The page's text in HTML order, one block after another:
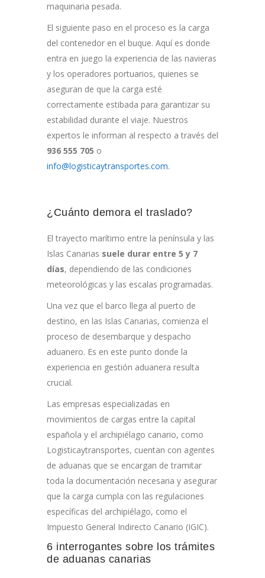
maquinaria pesada.
El siguiente paso en el proceso es la carga
del contenedor en el buque. Aquí es donde
entra en juego la experiencia de las navieras
y los operadores portuarios, quienes se
aseguran de que la carga esté
correctamente estibada para garantizar su
estabilidad durante el viaje. Nuestros
expertos le informan al respecto a través del
936 555 705 o
info@logisticaytransportes.com.
¿Cuánto demora el traslado?
El trayecto marítimo entre la península y las
Islas Canarias suele durar entre 5 y 7
días, dependiendo de las condiciones
meteorológicas y las escalas programadas.
Una vez que el barco llega al puerto de
destino, en las Islas Canarias, comienza el
proceso de desembarque y despacho
aduanero. Es en este punto donde la
experiencia en gestión aduanera resulta
crucial.
Las empresas especializadas en
movimientos de cargas entre la capital
española y el archipiélago canario, como
Logisticaytransportes, cuentan con agentes
de aduanas que se encargan de tramitar
toda la documentación necesaria y asegurar
que la carga cumpla con las regulaciones
específicas del archipiélago, como el
Impuesto General Indirecto Canario (IGIC).
6 interrogantes sobre los trámites
de aduanas canarias